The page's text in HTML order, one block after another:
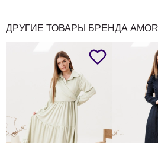
ДРУГИЕ ТОВАРЫ БРЕНДА AMORI